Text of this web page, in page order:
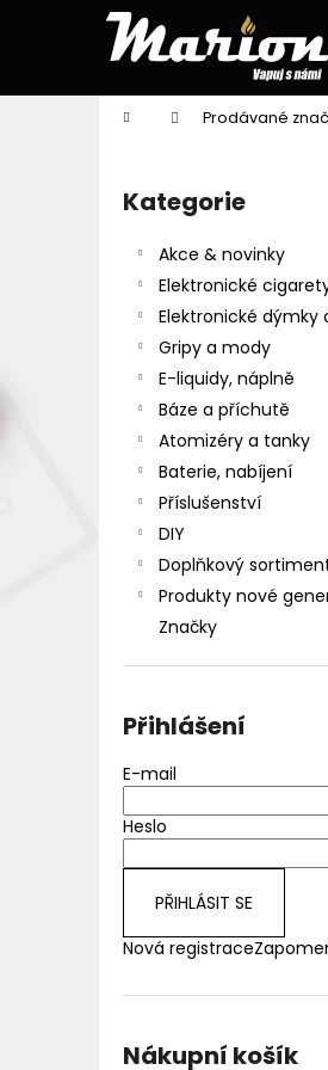
Domů Prodávané
Přeskočit
kategorie
Kategorie
Akce & novinky
Elektronické
Elektronické dýmky
Gripy a mody
E-liquidy, náplně
Báze a příchutě
Atomizéry a tanky
Baterie, nabíjení
Příslušenství
DIY
Doplňkový
Produkty nové
Značky
Přihlášení
E-mail
Heslo
PŘIHLÁSIT SE
Nová registrace
Nákupní košík
í
Zpět
do
Zpět
do
DEKANG DESERT SHIP
155 Kč
Původně: 195 Kč